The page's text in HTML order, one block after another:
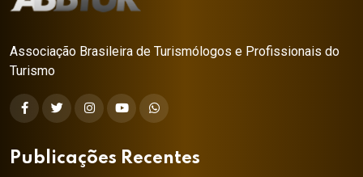
Associação Brasileira de Turismólogos e Profissionais do
Turismo
Publicações Recentes